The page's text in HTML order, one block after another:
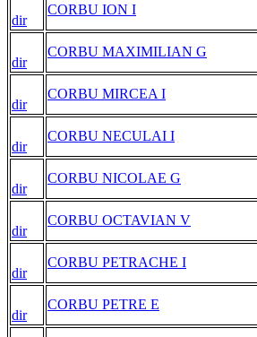
dir
CORBU ION I
dir
CORBU MAXIMILIAN G
dir
CORBU MIRCEA I
dir
CORBU NECULAI I
dir
CORBU NICOLAE G
dir
CORBU OCTAVIAN V
dir
CORBU PETRACHE I
dir
CORBU PETRE E